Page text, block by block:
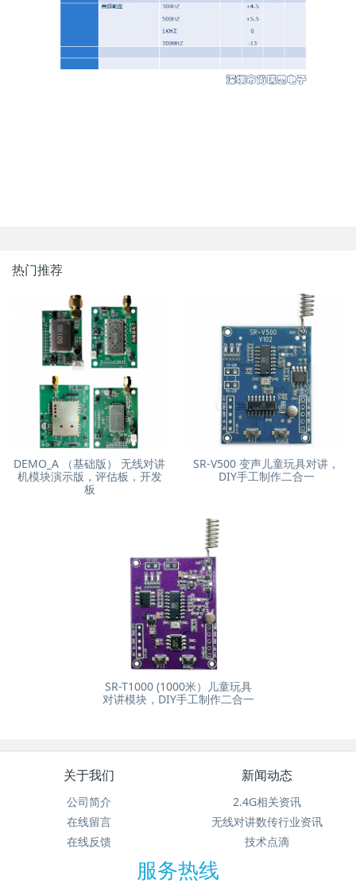
DEMO_A （基础版） 无线对讲
机模块演示版，评估板，开发
板
SR-V500 变声儿童玩具对讲，
DIY手工制作二合一
SR-T1000 (1000米）儿童玩具
对讲模块，DIY手工制作二合一
在线留言
在线反馈
无线对讲数传行业资讯
技术点滴
服务热线
13691803690 ;